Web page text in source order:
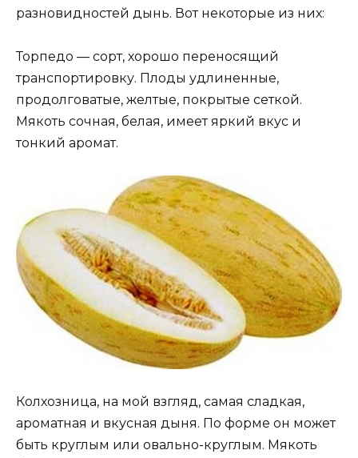
разновидностей дынь. Вот некоторые из них:
Торпедо — сорт, хорошо переносящий
транспортировку. Плоды удлиненные,
продолговатые, желтые, покрытые сеткой.
Мякоть сочная, белая, имеет яркий вкус и
тонкий аромат.
Колхозница, на мой взгляд, самая сладкая,
ароматная и вкусная дыня. По форме он может
быть круглым или овально-круглым. Мякоть